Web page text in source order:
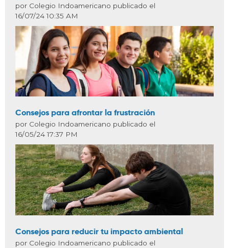
por Colegio Indoamericano publicado el
16/07/24 10:35 AM
Consejos para afrontar la frustración
por Colegio Indoamericano publicado el
16/05/24 17:37 PM
Consejos para reducir tu impacto ambiental
por Colegio Indoamericano publicado el